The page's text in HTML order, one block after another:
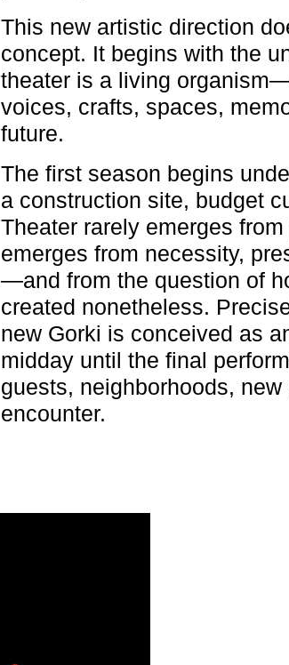
This new artistic direction
concept. It begins with the
theater is a living
voices, crafts, spaces,
future.
The first season begins
a construction site, budget
Theater rarely emerges
emerges from necessity,
—and from the question of
created nonetheless.
new Gorki is conceived as
midday until the final
guests, neighborhoods,
encounter.